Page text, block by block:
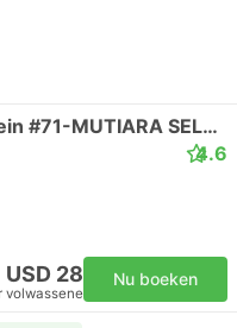
Economy CA | Trein #71-MUTIARA SELATAN
4.6
USD 28
volwassene
Nu boeken